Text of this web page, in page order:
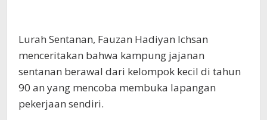
Lurah Sentanan, Fauzan Hadiyan Ichsan
menceritakan bahwa kampung jajanan
sentanan berawal dari kelompok kecil di tahun
90 an yang mencoba membuka lapangan
pekerjaan sendiri.